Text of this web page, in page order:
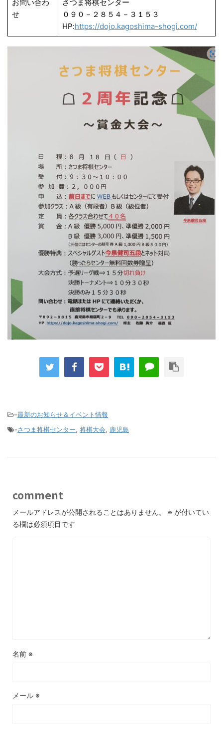
お問い合わ
せ
さつま将棋センター
０９０－２８５４－３１５３
HP:https://dojo.kagoshima-shogi.com/
-最新のお知らせ＆イベント情報
-さつま将棋センター, 将棋大会, 鹿児島
comment
メールアドレスが公開されることはありません。 ※ が付いてい
る欄は必須項目です
名前 ※
メール ※